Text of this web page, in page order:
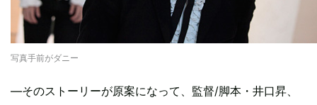
写真手前がダニー
―そのストーリーが原案になって、監督/脚本・井口昇、